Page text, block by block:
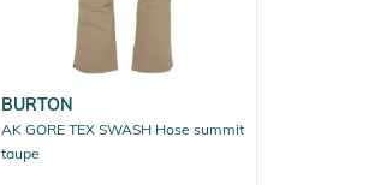
BURTON
AK GORE TEX SWASH Hose summit
taupe